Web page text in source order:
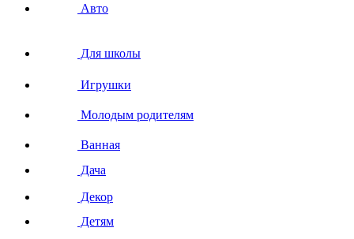
Авто
Для школы
Игрушки
Молодым родителям
Ванная
Дача
Декор
Детям